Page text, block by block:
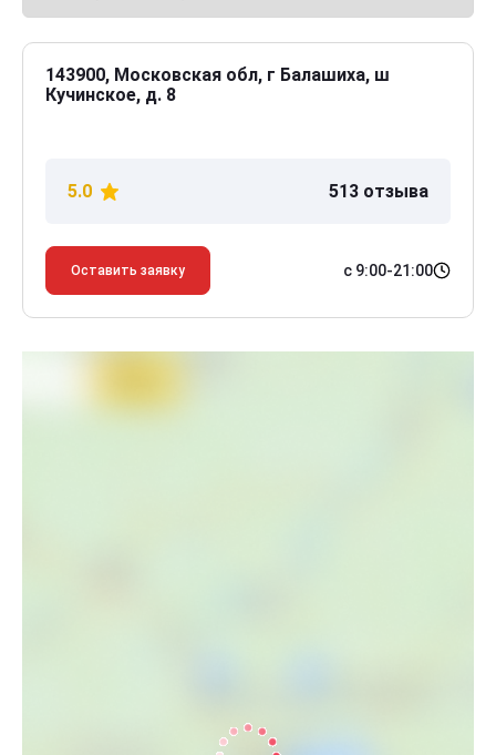
143900, Московская обл, г Балашиха, ш
Кучинское, д. 8
5.0 513 отзыва
Оставить заявку с 9:00-21:00